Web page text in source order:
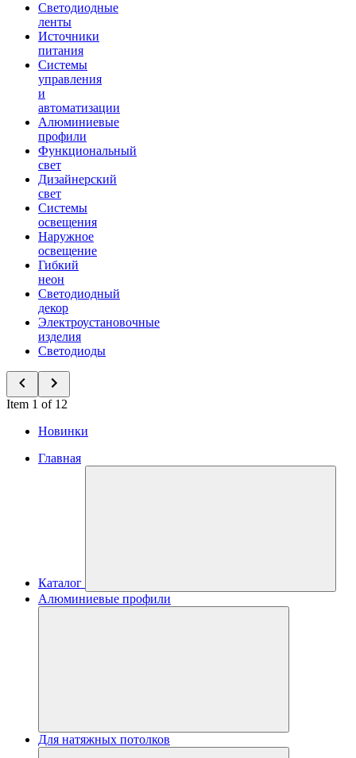
Светодиодные
ленты
Источники
питания
Системы
управления
и
автоматизации
Алюминиевые
профили
Функциональный
свет
Дизайнерский
свет
Системы
освещения
Наружное
освещение
Гибкий
неон
Светодиодный
декор
Электроустановочные
изделия
Светодиоды
Item 1 of 12
Новинки
Главная
Каталог
Алюминиевые профили
Для натяжных потолков